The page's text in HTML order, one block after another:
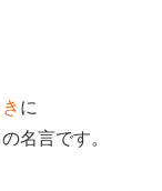
に
名言です。